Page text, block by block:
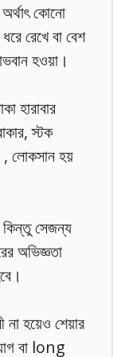
অর্থাৎ কোনো
রেখে বা বেশ
হওয়া।
হারাবার
স্টক
, লোকসান হয়
সেজন্য
অভিজ্ঞতা
না হয়েও শেয়ার
বা long